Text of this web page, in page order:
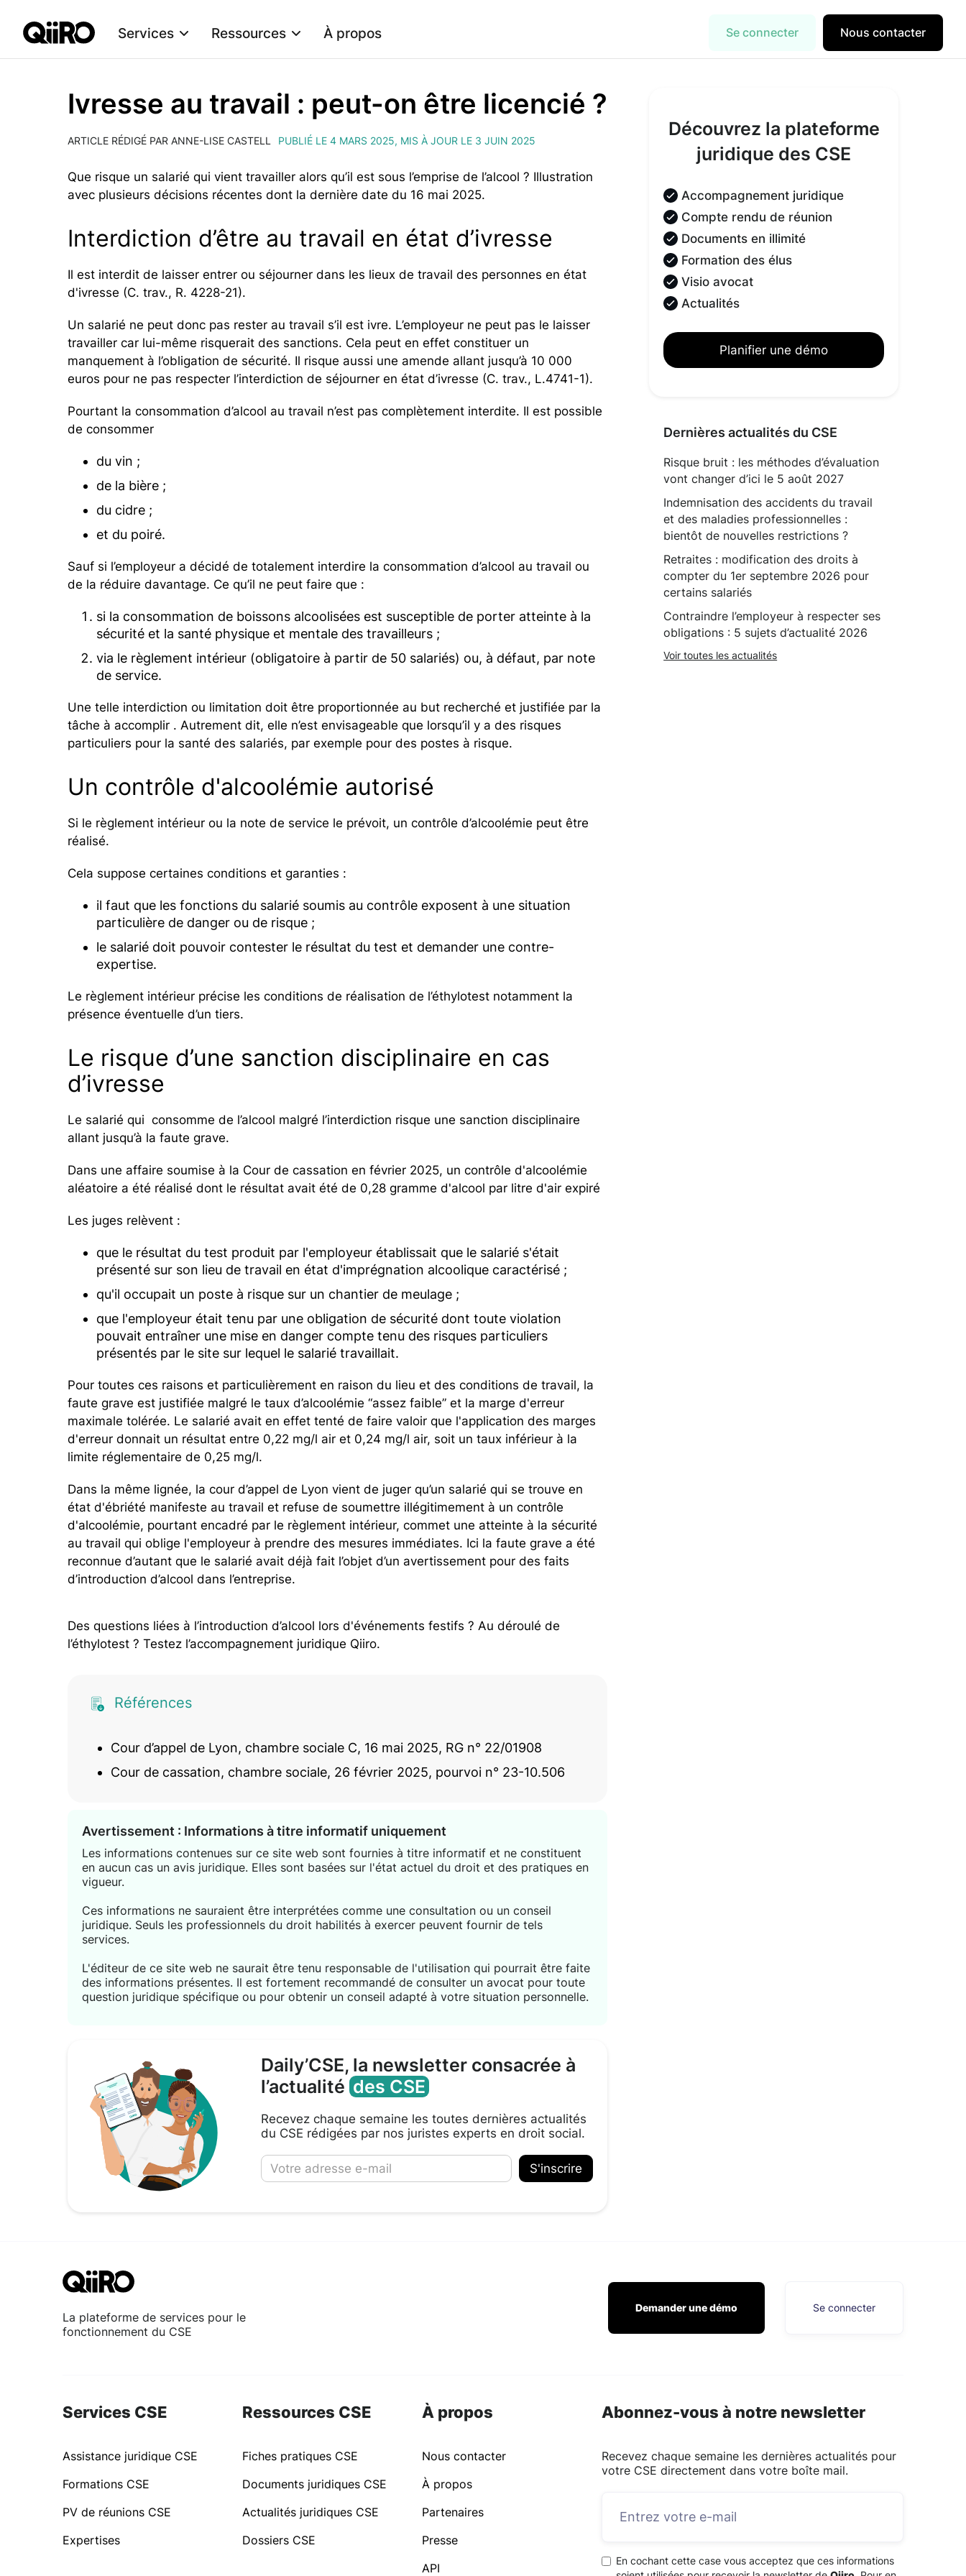
Services Ressources À propos Se connecter Nous contacter
Ivresse au travail : peut-on être licencié ?
ARTICLE RÉDIGÉ PAR ANNE-LISE CASTELL PUBLIÉ LE 4 MARS 2025, MIS À JOUR LE 3 JUIN 2025
Que risque un salarié qui vient travailler alors qu’il est sous l’emprise de l’alcool ? Illustration
avec plusieurs décisions récentes dont la dernière date du 16 mai 2025.
Interdiction d’être au travail en état d’ivresse
Il est interdit de laisser entrer ou séjourner dans les lieux de travail des personnes en état
d'ivresse (C. trav., R. 4228-21).
Un salarié ne peut donc pas rester au travail s’il est ivre. L’employeur ne peut pas le laisser
travailler car lui-même risquerait des sanctions. Cela peut en effet constituer un
manquement à l’obligation de sécurité. Il risque aussi une amende allant jusqu’à 10 000
euros pour ne pas respecter l’interdiction de séjourner en état d’ivresse (C. trav., L.4741-1).
Pourtant la consommation d’alcool au travail n’est pas complètement interdite. Il est possible
de consommer
du vin ;
de la bière ;
du cidre ;
et du poiré.
Sauf si l’employeur a décidé de totalement interdire la consommation d’alcool au travail ou
de la réduire davantage. Ce qu’il ne peut faire que :
si la consommation de boissons alcoolisées est susceptible de porter atteinte à la
sécurité et la santé physique et mentale des travailleurs ;
via le règlement intérieur (obligatoire à partir de 50 salariés) ou, à défaut, par note
de service.
Une telle interdiction ou limitation doit être proportionnée au but recherché et justifiée par la
tâche à accomplir . Autrement dit, elle n’est envisageable que lorsqu’il y a des risques
particuliers pour la santé des salariés, par exemple pour des postes à risque.
Un contrôle d'alcoolémie autorisé
Si le règlement intérieur ou la note de service le prévoit, un contrôle d’alcoolémie peut être
réalisé.
Cela suppose certaines conditions et garanties :
il faut que les fonctions du salarié soumis au contrôle exposent à une situation
particulière de danger ou de risque ;
le salarié doit pouvoir contester le résultat du test et demander une contre-
expertise.
Le règlement intérieur précise les conditions de réalisation de l’éthylotest notamment la
présence éventuelle d’un tiers.
Le risque d’une sanction disciplinaire en cas
d’ivresse
Le salarié qui consomme de l’alcool malgré l’interdiction risque une sanction disciplinaire
allant jusqu’à la faute grave.
Dans une affaire soumise à la Cour de cassation en février 2025, un contrôle d'alcoolémie
aléatoire a été réalisé dont le résultat avait été de 0,28 gramme d'alcool par litre d'air expiré
Les juges relèvent :
que le résultat du test produit par l'employeur établissait que le salarié s'était
présenté sur son lieu de travail en état d'imprégnation alcoolique caractérisé ;
qu'il occupait un poste à risque sur un chantier de meulage ;
que l'employeur était tenu par une obligation de sécurité dont toute violation
pouvait entraîner une mise en danger compte tenu des risques particuliers
présentés par le site sur lequel le salarié travaillait.
Pour toutes ces raisons et particulièrement en raison du lieu et des conditions de travail, la
faute grave est justifiée malgré le taux d’alcoolémie “assez faible” et la marge d'erreur
maximale tolérée. Le salarié avait en effet tenté de faire valoir que l'application des marges
d'erreur donnait un résultat entre 0,22 mg/l air et 0,24 mg/l air, soit un taux inférieur à la
limite réglementaire de 0,25 mg/l.
Dans la même lignée, la cour d’appel de Lyon vient de juger qu’un salarié qui se trouve en
état d'ébriété manifeste au travail et refuse de soumettre illégitimement à un contrôle
d'alcoolémie, pourtant encadré par le règlement intérieur, commet une atteinte à la sécurité
au travail qui oblige l'employeur à prendre des mesures immédiates. Ici la faute grave a été
reconnue d’autant que le salarié avait déjà fait l’objet d’un avertissement pour des faits
d’introduction d’alcool dans l’entreprise.
Des questions liées à l’introduction d’alcool lors d'événements festifs ? Au déroulé de
l’éthylotest ? Testez l’accompagnement juridique Qiiro.
Références
Cour d’appel de Lyon, chambre sociale C, 16 mai 2025, RG n° 22/01908
Cour de cassation, chambre sociale, 26 février 2025, pourvoi n° 23-10.506
Avertissement : Informations à titre informatif uniquement
Les informations contenues sur ce site web sont fournies à titre informatif et ne constituent
en aucun cas un avis juridique. Elles sont basées sur l'état actuel du droit et des pratiques en
vigueur.
Ces informations ne sauraient être interprétées comme une consultation ou un conseil
juridique. Seuls les professionnels du droit habilités à exercer peuvent fournir de tels
services.
L'éditeur de ce site web ne saurait être tenu responsable de l'utilisation qui pourrait être faite
des informations présentes. Il est fortement recommandé de consulter un avocat pour toute
question juridique spécifique ou pour obtenir un conseil adapté à votre situation personnelle.
Daily’CSE, la newsletter consacrée à
l’actualitédes CSE
Recevez chaque semaine les toutes dernières actualités
du CSE rédigées par nos juristes experts en droit social.
Découvrez la plateforme
juridique des CSE
Accompagnement juridique
Compte rendu de réunion
Documents en illimité
Formation des élus
Visio avocat
Actualités
Planifier une démo
Dernières actualités du CSE
Risque bruit : les méthodes d’évaluation
vont changer d’ici le 5 août 2027
Indemnisation des accidents du travail
et des maladies professionnelles :
bientôt de nouvelles restrictions ?
Retraites : modification des droits à
compter du 1er septembre 2026 pour
certains salariés
Contraindre l’employeur à respecter ses
obligations : 5 sujets d’actualité 2026
Voir toutes les actualités
La plateforme de services pour le
fonctionnement du CSE
Demander une démo Se connecter
Services CSE
Assistance juridique CSE
Formations CSE
PV de réunions CSE
Expertises
Ressources CSE
Fiches pratiques CSE
Documents juridiques CSE
Actualités juridiques CSE
Dossiers CSE
À propos
Nous contacter
À propos
Partenaires
Presse
API
Abonnez-vous à notre newsletter
Recevez chaque semaine les dernières actualités pour
votre CSE directement dans votre boîte mail.
En cochant cette case vous acceptez que ces informations